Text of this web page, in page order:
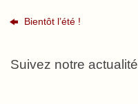
Bientôt l’été !
Suivez notre actualité